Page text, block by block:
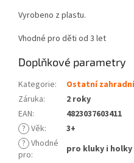
Vyrobeno z plastu.
Vhodné pro děti od 3 let
Doplňkové parametry
Kategorie:
Ostatní
Záruka:
2 roky
EAN:
4823037603411
? Věk:
3+
? Vhodné
pro:
pro kluky i holky